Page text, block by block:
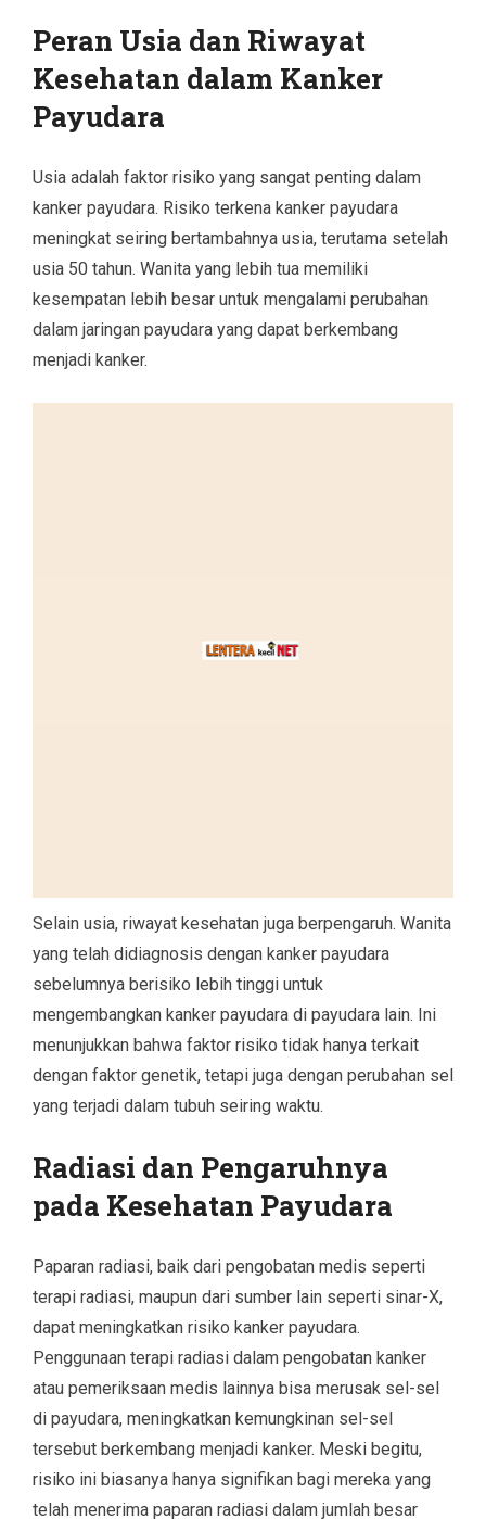
Peran Usia dan Riwayat
Kesehatan dalam Kanker
Payudara
Usia adalah faktor risiko yang sangat penting dalam
kanker payudara. Risiko terkena kanker payudara
meningkat seiring bertambahnya usia, terutama setelah
usia 50 tahun. Wanita yang lebih tua memiliki
kesempatan lebih besar untuk mengalami perubahan
dalam jaringan payudara yang dapat berkembang
menjadi kanker.
Selain usia, riwayat kesehatan juga berpengaruh. Wanita
yang telah didiagnosis dengan kanker payudara
sebelumnya berisiko lebih tinggi untuk
mengembangkan kanker payudara di payudara lain. Ini
menunjukkan bahwa faktor risiko tidak hanya terkait
dengan faktor genetik, tetapi juga dengan perubahan sel
yang terjadi dalam tubuh seiring waktu.
Radiasi dan Pengaruhnya
pada Kesehatan Payudara
Paparan radiasi, baik dari pengobatan medis seperti
terapi radiasi, maupun dari sumber lain seperti sinar-X,
dapat meningkatkan risiko kanker payudara.
Penggunaan terapi radiasi dalam pengobatan kanker
atau pemeriksaan medis lainnya bisa merusak sel-sel
di payudara, meningkatkan kemungkinan sel-sel
tersebut berkembang menjadi kanker. Meski begitu,
risiko ini biasanya hanya signifikan bagi mereka yang
telah menerima paparan radiasi dalam jumlah besar